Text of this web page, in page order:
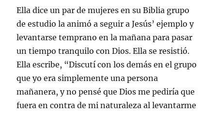
Ella dice un par de mujeres en su Biblia grupo
de estudio la animó a seguir a Jesús’ ejemplo y
levantarse temprano en la mañana para pasar
un tiempo tranquilo con Dios. Ella se resistió.
Ella escribe, “Discutí con los demás en el grupo
que yo era simplemente una persona
mañanera, y no pensé que Dios me pediría que
fuera en contra de mi naturaleza al levantarme